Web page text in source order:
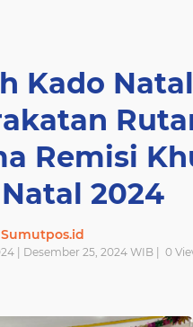
Kado
Remisi
2024
Sumutpos.id
| Desember 25, 2024 WIB | 0